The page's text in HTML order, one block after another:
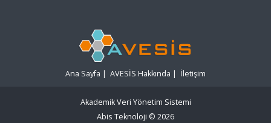
Ana Sayfa | AVESİS Hakkında | İletişim
Akademik Veri Yönetim Sistemi
Abis Teknoloji © 2026